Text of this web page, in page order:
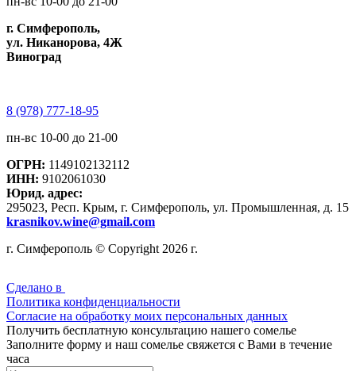
г. Симферополь,
ул. Никанорова, 4Ж
Виноград
8 (978) 777-18-95
пн-вс 10-00 до 21-00
ОГРН: 1149102132112
ИНН: 9102061030
Юрид. адрес:
295023, Респ. Крым, г. Симферополь, ул. Промышленная, д. 15
krasnikov.wine@gmail.com
г. Симферополь © Copyright 2026 г.
Сделано в
Политика конфиденциальности
Согласие на обработку моих персональных данных
Получить бесплатную консультацию нашего сомелье
Заполните форму и наш сомелье свяжется с Вами в течение
часа